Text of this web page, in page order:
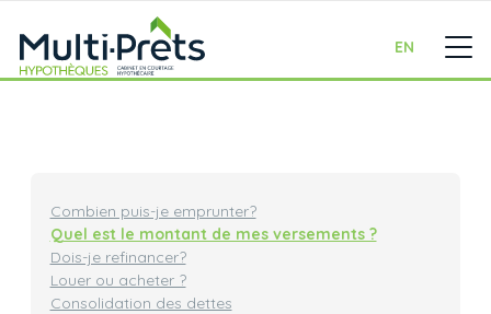
EN
Combien puis-je emprunter?
Quel est le montant de mes versements ?
Dois-je refinancer?
Louer ou acheter ?
Consolidation des dettes